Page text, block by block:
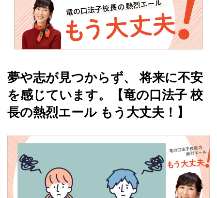
夢や志が見つからず、 将来に不安
を感じています。【竜の口法子 校
長の熱烈エール もう大丈夫！】